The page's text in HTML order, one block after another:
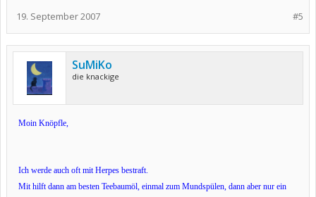
#5
19. September 2007
SuMiKo
die knackige
Moin Knöpfle,
Ich werde auch oft mit Herpes bestraft.
Mit hilft dann am besten Teebaumöl, einmal zum Mundspülen, dann aber nur ein